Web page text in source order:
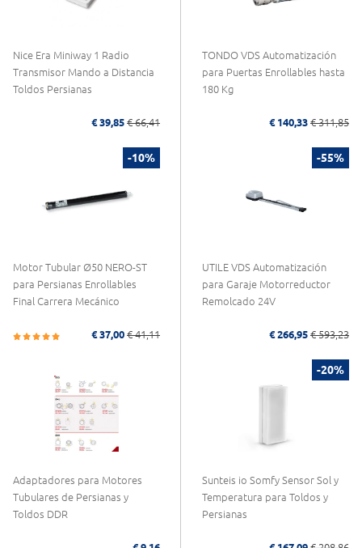
Nice Era Miniway 1 Radio
Transmisor Mando a Distancia
Toldos Persianas
€ 39,85 € 66,41
TONDO VDS Automatización
para Puertas Enrollables hasta
180 Kg
€ 140,33 € 311,85
-10%
Motor Tubular Ø50 NERO-ST
para Persianas Enrollables
Final Carrera Mecánico
€ 37,00 € 41,11
-55%
UTILE VDS Automatización
para Garaje Motorreductor
Remolcado 24V
€ 266,95 € 593,23
Adaptadores para Motores
Tubulares de Persianas y
Toldos DDR
-20%
Sunteis io Somfy Sensor Sol y
Temperatura para Toldos y
Persianas